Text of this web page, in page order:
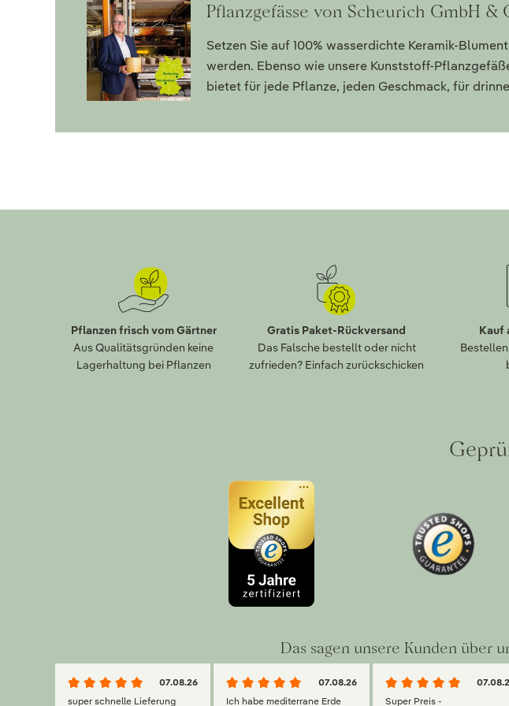
Pflanzgefässe von Scheurich GmbH
Setzen Sie auf 100% wasserdichte Keramik-
werden. Ebenso wie unsere Kunststoff-
bietet für jede Pflanze, jeden Geschmack, für
Pflanzen frisch vom Gärtner
Aus Qualitätsgründen keine
Lagerhaltung bei Pflanzen
Gratis Paket-Rückversand
Das Falsche bestellt oder nicht
zufrieden? Einfach zurückschicken
Kauf
Das sagen unsere Kunden über
07.08.26
super schnelle Lieferung
07.08.26
Ich habe mediterrane Erde
Super Preis -